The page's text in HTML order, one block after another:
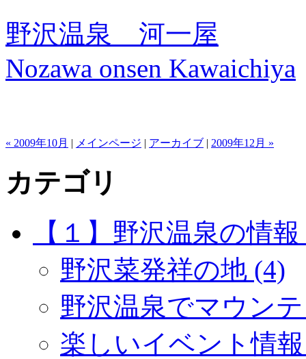
野沢温泉 河一屋
Nozawa onsen Kawaichiya
« 2009年10月 | メインページ | アーカイブ | 2009年12月 »
カテゴリ
【１】野沢温泉の情
野沢菜発祥の地 (4)
野沢温泉でマウン
楽しいイベント情